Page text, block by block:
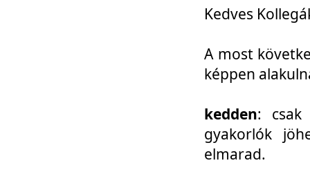
Kedves
A most
képpen
kedden: csak
gyakorlók
elmarad.